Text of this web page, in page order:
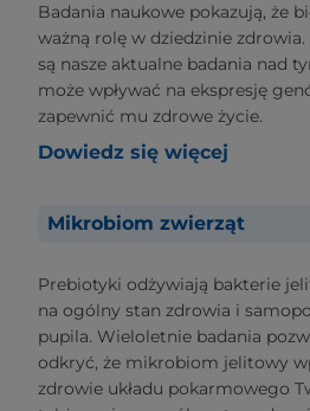
Badania naukowe pokazują, że
ważną rolę w dziedzinie
są nasze aktualne badania nad
może wpływać na ekspresję
zapewnić mu zdrowe życie.
Dowiedz się więcej
Mikrobiom zwierząt
Prebiotyki odżywiają bakterie
na ogólny stan zdrowia i
pupila. Wieloletnie badania
odkryć, że mikrobiom jelitowy
zdrowie układu pokarmowego